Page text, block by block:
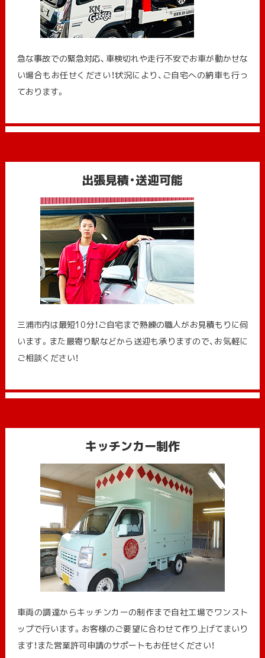
急な事故での緊急対応、車検切れや走行不安でお車が動かせな
い場合もお任せください！状況により、ご自宅への納⾞も⾏っ
ております。
出張見積・送迎可能
三浦市内は最短10分！ご自宅まで熟練の職人がお見積もりに伺
います。また最寄り駅などから送迎も承りますので、お気軽に
ご相談ください！
キッチンカー制作
車両の調達からキッチンカーの制作まで自社工場でワンスト
ップで行います。お客様のご要望に合わせて作り上げてまいり
ます！また営業許可申請のサポートもお任せください！